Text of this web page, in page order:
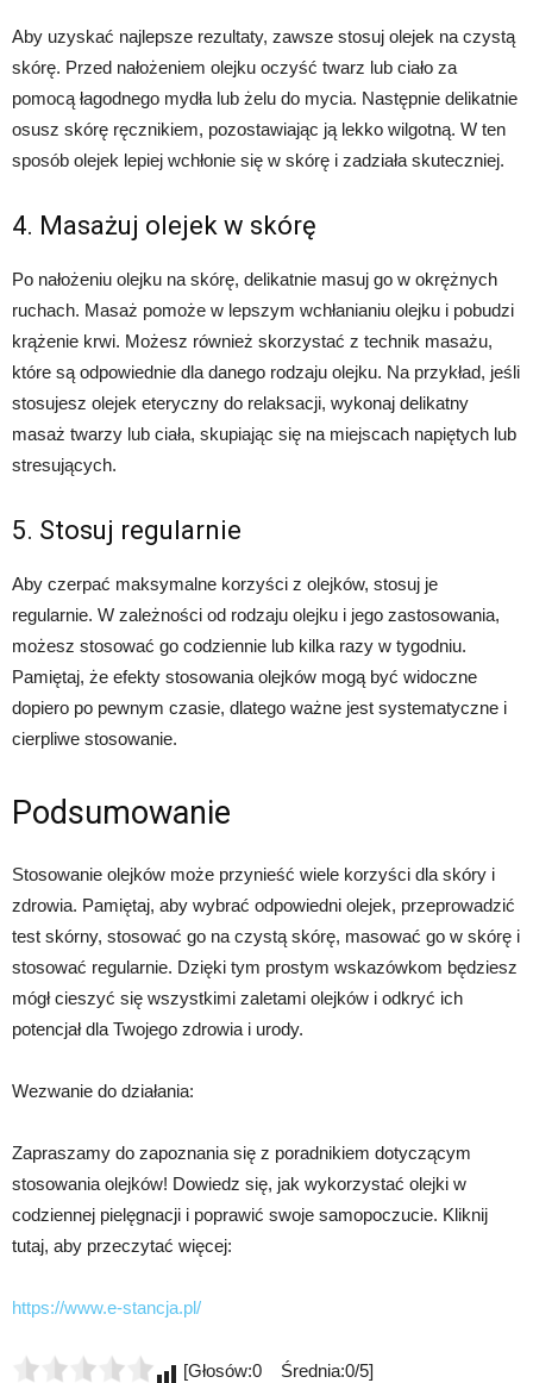
Aby uzyskać najlepsze rezultaty, zawsze stosuj olejek na czystą
skórę. Przed nałożeniem olejku oczyść twarz lub ciało za
pomocą łagodnego mydła lub żelu do mycia. Następnie delikatnie
osusz skórę ręcznikiem, pozostawiając ją lekko wilgotną. W ten
sposób olejek lepiej wchłonie się w skórę i zadziała skuteczniej.
4. Masażuj olejek w skórę
Po nałożeniu olejku na skórę, delikatnie masuj go w okrężnych
ruchach. Masaż pomoże w lepszym wchłanianiu olejku i pobudzi
krążenie krwi. Możesz również skorzystać z technik masażu,
które są odpowiednie dla danego rodzaju olejku. Na przykład, jeśli
stosujesz olejek eteryczny do relaksacji, wykonaj delikatny
masaż twarzy lub ciała, skupiając się na miejscach napiętych lub
stresujących.
5. Stosuj regularnie
Aby czerpać maksymalne korzyści z olejków, stosuj je
regularnie. W zależności od rodzaju olejku i jego zastosowania,
możesz stosować go codziennie lub kilka razy w tygodniu.
Pamiętaj, że efekty stosowania olejków mogą być widoczne
dopiero po pewnym czasie, dlatego ważne jest systematyczne i
cierpliwe stosowanie.
Podsumowanie
Stosowanie olejków może przynieść wiele korzyści dla skóry i
zdrowia. Pamiętaj, aby wybrać odpowiedni olejek, przeprowadzić
test skórny, stosować go na czystą skórę, masować go w skórę i
stosować regularnie. Dzięki tym prostym wskazówkom będziesz
mógł cieszyć się wszystkimi zaletami olejków i odkryć ich
potencjał dla Twojego zdrowia i urody.
Wezwanie do działania:
Zapraszamy do zapoznania się z poradnikiem dotyczącym
stosowania olejków! Dowiedz się, jak wykorzystać olejki w
codziennej pielęgnacji i poprawić swoje samopoczucie. Kliknij
tutaj, aby przeczytać więcej:
https://www.e-stancja.pl/
[Głosów:0 Średnia:0/5]